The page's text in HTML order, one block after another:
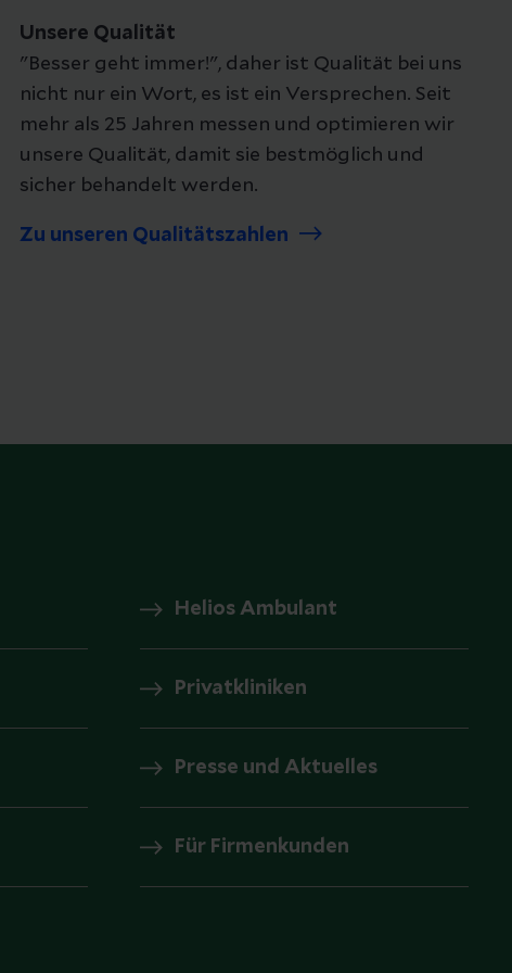
Unsere Qualität
"Besser geht immer!", daher ist Qualität bei uns
nicht nur ein Wort, es ist ein Versprechen. Seit
mehr als 25 Jahren messen und optimieren wir
unsere Qualität, damit sie bestmöglich und
sicher behandelt werden.
Zu unseren Qualitätszahlen
Helios Ambulant
Privatkliniken
Presse und Aktuelles
Für Firmenkunden